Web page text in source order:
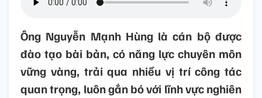
Ông Nguyễn Mạnh Hùng là cán bộ được
đào tạo bài bản, có năng lực chuyên môn
vững vàng, trải qua nhiều vị trí công tác
quan trọng, luôn gắn bó với lĩnh vực nghiên